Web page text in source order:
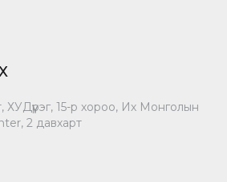
ХУДүүрэг, 15-р хороо, Их Монголын
2 давхарт